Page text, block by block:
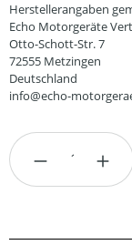
Herstellerangaben
Echo Motorgeräte
Otto-Schott-Str. 7
72555 Metzingen
Deutschland
info@echo-
Produkt